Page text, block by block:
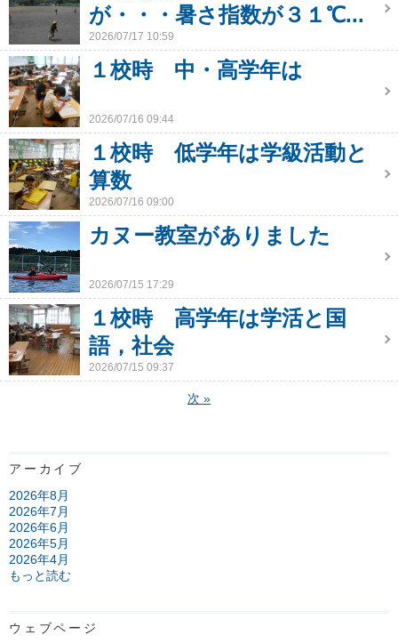
が・・・暑さ指数が３１℃...
2026/07/17 10:59
１校時 中・高学年は
2026/07/16 09:44
１校時 低学年は学級活動と
算数
2026/07/16 09:00
カヌー教室がありました
2026/07/15 17:29
１校時 高学年は学活と国
語，社会
2026/07/15 09:37
次 »
アーカイブ
2026年8月
2026年7月
2026年6月
2026年5月
2026年4月
もっと読む
ウェブページ